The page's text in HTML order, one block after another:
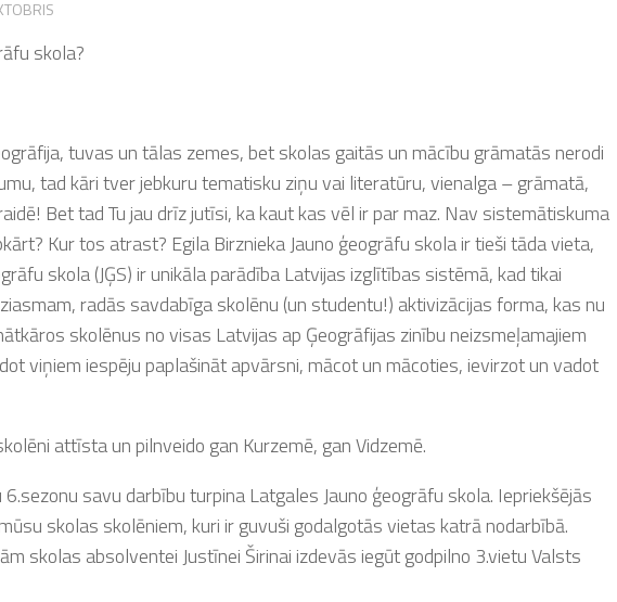
skola?
tuvas un tālas zemes, bet skolas gaitās un mācību grāmatās nerodi
tad kāri tver jebkuru tematisku ziņu vai literatūru, vienalga – grāmatā,
Bet tad Tu jau drīz jutīsi, ka kaut kas vēl ir par maz. Nav sistemātiskuma
Kur tos atrast? Egila Birznieka Jauno ģeogrāfu skola ir tieši tāda vieta,
skola (JĢS) ir unikāla parādība Latvijas izglītības sistēmā, kad tikai
radās savdabīga skolēnu (un studentu!) aktivizācijas forma, kas nu
skolēnus no visas Latvijas ap Ģeogrāfijas zinību neizsmeļamajiem
viņiem iespēju paplašināt apvārsni, mācot un mācoties, ievirzot un vadot
attīsta un pilnveido gan Kurzemē, gan Vidzemē.
savu darbību turpina Latgales Jauno ģeogrāfu skola. Iepriekšējās
skolas skolēniem, kuri ir guvuši godalgotās vietas katrā nodarbībā.
skolas absolventei Justīnei Širinai izdevās iegūt godpilno 3.vietu Valsts